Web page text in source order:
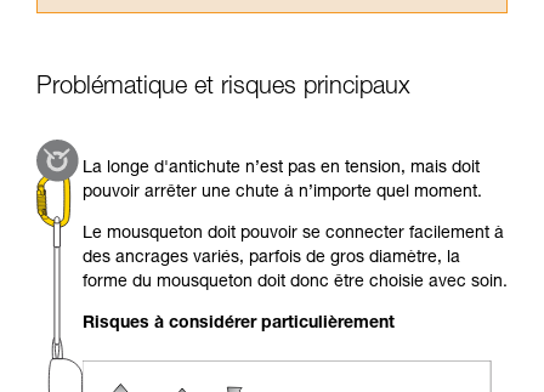
consulter. Vous devez avoir compris les
informations de la notice technique pour
Maîtriser ces techniques nécessite une
formation et un entraînement spécifique. Validez
avec un professionnel votre capacité à refaire
la manipulation, seul, en toute sécurité, avant
de la reproduire en autonomie.
Nous donnons des exemples de techniques
liées à votre activité. Il peut en exister d’autres
Problématique et risques principaux
La longe d'antichute n’est pas en tension, mais doit
pouvoir arrêter une chute à n’importe quel moment.
Le mousqueton doit pouvoir se connecter facilement à
des ancrages variés, parfois de gros diamètre, la
forme du mousqueton doit donc être choisie avec soin.
Risques à considérer particulièrement